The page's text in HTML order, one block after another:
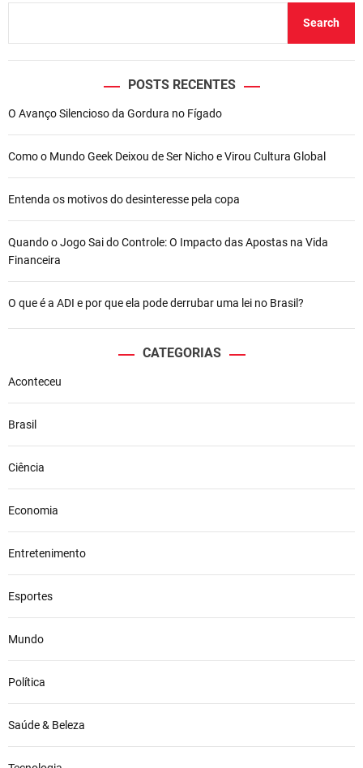
Search
POSTS RECENTES
O Avanço Silencioso da Gordura no Fígado
Como o Mundo Geek Deixou de Ser Nicho e Virou Cultura Global
Entenda os motivos do desinteresse pela copa
Quando o Jogo Sai do Controle: O Impacto das Apostas na Vida
Financeira
O que é a ADI e por que ela pode derrubar uma lei no Brasil?
CATEGORIAS
Aconteceu
Brasil
Ciência
Economia
Entretenimento
Esportes
Mundo
Política
Saúde & Beleza